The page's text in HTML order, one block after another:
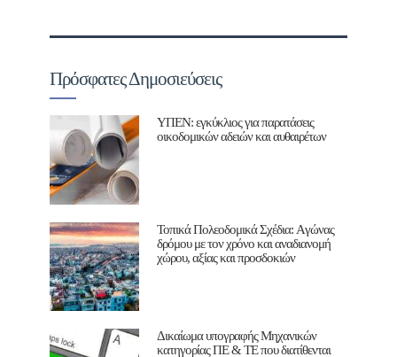
Πρόσφατες Δημοσιεύσεις
ΥΠΕΝ: εγκύκλιος για παρατάσεις
οικοδομικών αδειών και αυθαιρέτων
Τοπικά Πολεοδομικά Σχέδια: Aγώνας
δρόμου με τον χρόνο και αναδιανομή
χώρου, αξίας και προσδοκιών
Δικαίωμα υπογραφής Μηχανικών
κατηγορίας ΠΕ & ΤΕ που διατίθενται